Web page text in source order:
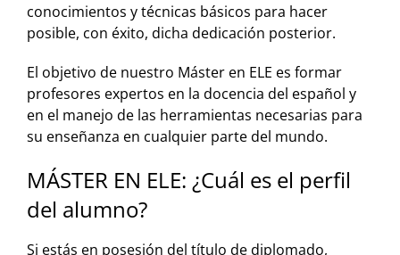
conocimientos y técnicas básicos para hacer
posible, con éxito, dicha dedicación posterior.
El objetivo de nuestro Máster en ELE es formar
profesores expertos en la docencia del español y
en el manejo de las herramientas necesarias para
su enseñanza en cualquier parte del mundo.
MÁSTER EN ELE: ¿Cuál es el perfil
del alumno?
Si estás en posesión del título de diplomado,